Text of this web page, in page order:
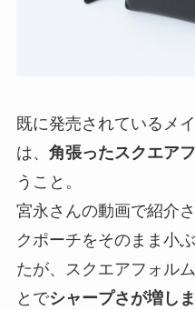
既に発売されているメ
は、 角張ったスクエア
うこと。
宮永さんの動画で紹介
クポーチをそのまま小
たが、スクエアフォル
とでシャープさが増し